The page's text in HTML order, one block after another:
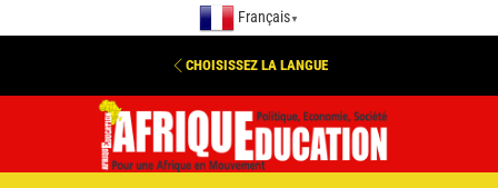
Français ▼
CHOISISSEZ LA LANGUE